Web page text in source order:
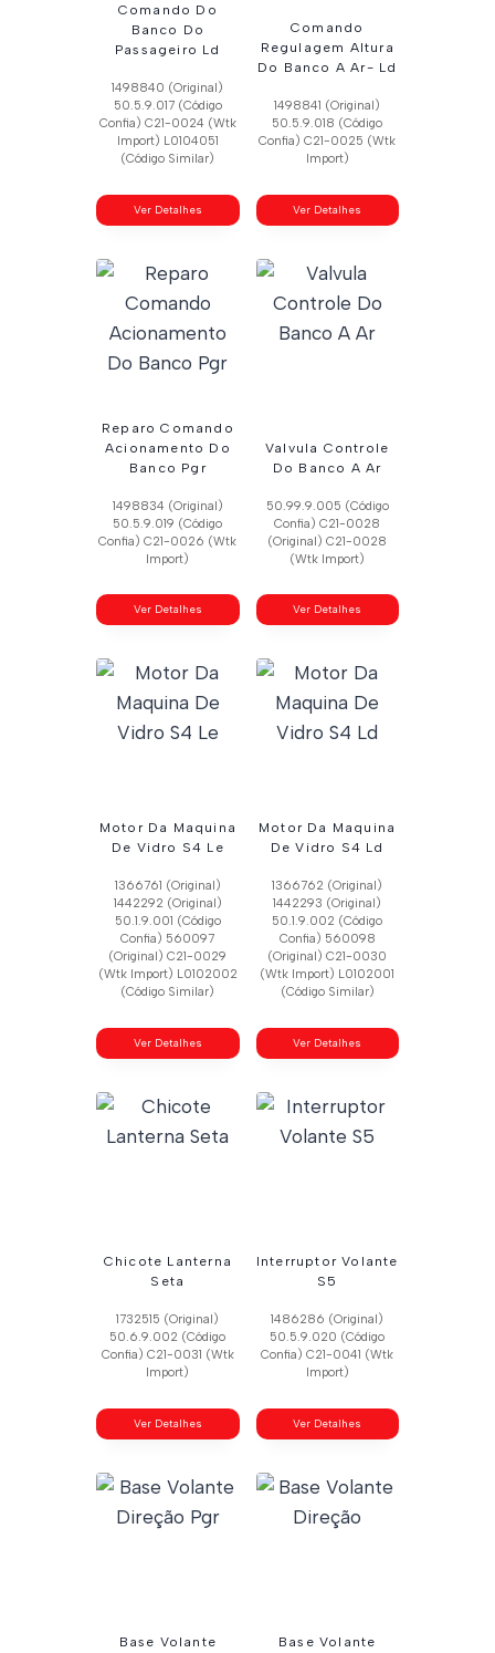
Comando Do
Banco Do
Passageiro Ld
1498840 (Original)
50.5.9.017 (Código
Confia) C21-0024 (Wtk
Import) L0104051
(Código Similar)
Ver Detalhes
Comando
Regulagem Altura
Do Banco A Ar- Ld
1498841 (Original)
50.5.9.018 (Código
Confia) C21-0025 (Wtk
Import)
Ver Detalhes
Reparo Comando
Acionamento Do
Banco Pgr
1498834 (Original)
50.5.9.019 (Código
Confia) C21-0026 (Wtk
Import)
Ver Detalhes
Valvula Controle
Do Banco A Ar
50.99.9.005 (Código
Confia) C21-0028
(Original) C21-0028
(Wtk Import)
Ver Detalhes
Motor Da Maquina
De Vidro S4 Le
1366761 (Original)
1442292 (Original)
50.1.9.001 (Código
Confia) 560097
(Original) C21-0029
(Wtk Import) L0102002
(Código Similar)
Ver Detalhes
Motor Da Maquina
De Vidro S4 Ld
1366762 (Original)
1442293 (Original)
50.1.9.002 (Código
Confia) 560098
(Original) C21-0030
(Wtk Import) L0102001
(Código Similar)
Ver Detalhes
Chicote Lanterna
Seta
1732515 (Original)
50.6.9.002 (Código
Confia) C21-0031 (Wtk
Import)
Ver Detalhes
Interruptor Volante
S5
1486286 (Original)
50.5.9.020 (Código
Confia) C21-0041 (Wtk
Import)
Ver Detalhes
Base Volante
Base Volante